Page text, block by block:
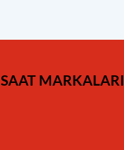
SAAT MARKALARI